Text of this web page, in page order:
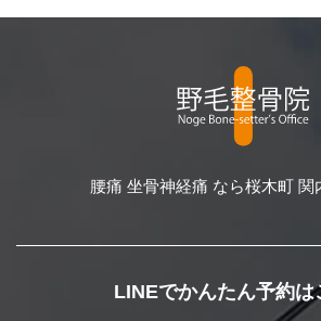
腰痛 坐骨神経痛 なら桜木町 関
LINEでかんたん予約は